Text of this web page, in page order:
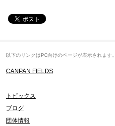
以下のリンクはPC向けのページが表示されます。
CANPAN FIELDS
トピックス
ブログ
団体情報